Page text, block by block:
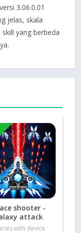
3.06.0.01
jelas, skala
yang berbeda
shooter -
attack
with device